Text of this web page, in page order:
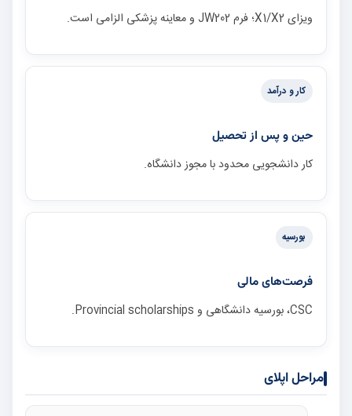
ویزای X1/X2؛ فرم JW202 و معاینه پزشکی الزامی است.
کار و درآمد
حین و پس از تحصیل
کار دانشجویی محدود با مجوز دانشگاه.
بورسیه
فرصت‌های مالی
CSC، بورسیه دانشگاهی و Provincial scholarships.
مراحل اپلای